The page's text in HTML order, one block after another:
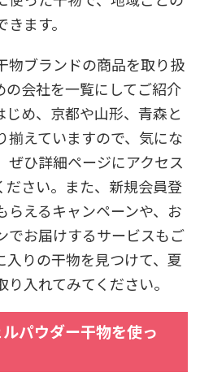
ます。
物ブランドの商品を取り扱
の会社を一覧にしてご紹介
じめ、京都や山形、青森と
揃えていますので、気にな
ぜひ詳細ページにアクセス
ださい。また、新規会員登
えるキャンペーンや、お
でお届けするサービスもご
入りの干物を見つけて、夏
入れてみてください。
パウダー干物を使っ